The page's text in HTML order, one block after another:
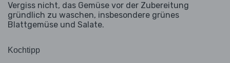
Vergiss nicht, das Gemüse vor der Zubereitung
gründlich zu waschen, insbesondere grünes
Blattgemüse und Salate.
Kochtipp